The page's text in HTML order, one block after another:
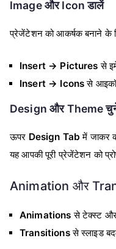
Image और Icon डालें
प्रेजेंटेशन को आकर्षक बनाने के
Insert → Pictures से
Insert → Iconsसे
Design और Theme
ऊपर Design Tab में जाकर
यह आपकी पूरी प्रेजेंटेशन को
Animation और
Animations से टेक्स्ट
Transitionsसे स्लाइड